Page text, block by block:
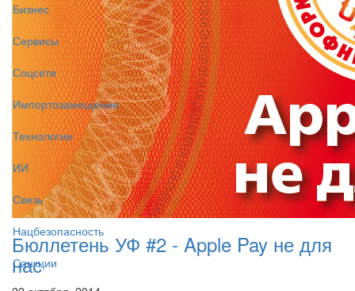
Бизнес
Сервисы
Соцсети
Импортозамещение
Технологии
ИИ
Связь
Нацбезопасность
Санкции
Бюллетень УФ #2 - Apple Pay не для
нас